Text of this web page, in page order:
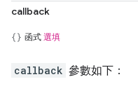
callback
函式 選填
callback 參數如下：